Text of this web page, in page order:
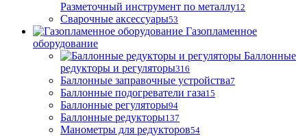
Разметочный инструмент по металлу12
Сварочные аксессуары53
Газопламенное
оборудование
Баллонные
редукторы и регуляторы316
Баллонные заправочные устройства7
Баллонные подогреватели газа15
Баллонные регуляторы94
Баллонные редукторы137
Манометры для редукторов54